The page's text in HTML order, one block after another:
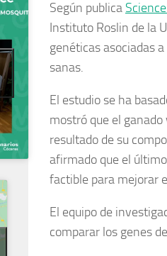
Según publica
Instituto Roslin de la
genéticas asociadas
sanas.
El estudio se ha
mostró que el
resultado de su
afirmado que el
factible para mejorar
El equipo de
comparar los genes